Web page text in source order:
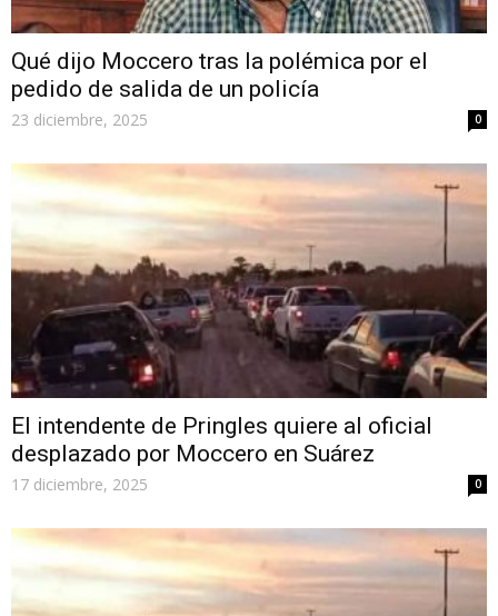
Qué dijo Moccero tras la polémica por el
pedido de salida de un policía
23 diciembre, 2025 0
El intendente de Pringles quiere al oficial
desplazado por Moccero en Suárez
17 diciembre, 2025 0